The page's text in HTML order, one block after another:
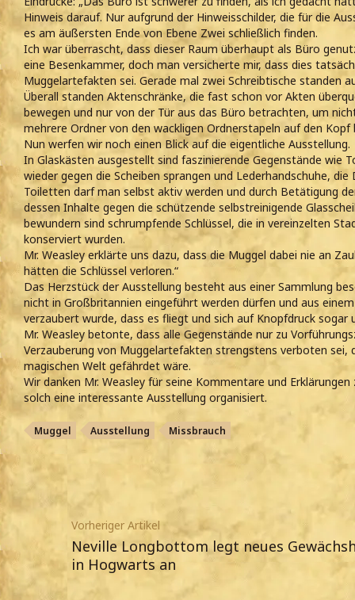
Hinweis darauf. Nur aufgrund der Hinweisschilder, die für die
es am äußersten Ende von Ebene Zwei schließlich finden.
Ich war überrascht, dass dieser Raum überhaupt als Büro
eine Besenkammer, doch man versicherte mir, dass dies
Muggelartefakten sei. Gerade mal zwei Schreibtische standen
Überall standen Aktenschränke, die fast schon vor Akten
bewegen und nur von der Tür aus das Büro betrachten, um
mehrere Ordner von den wackligen Ordnerstapeln auf den Kopf
Nun werfen wir noch einen Blick auf die eigentliche Ausstellung.
In Glaskästen ausgestellt sind faszinierende Gegenstände wie
wieder gegen die Scheiben sprangen und Lederhandschuhe,
Toiletten darf man selbst aktiv werden und durch Betätigung
dessen Inhalte gegen die schützende selbstreinigende
bewundern sind schrumpfende Schlüssel, die in vereinzelten
konserviert wurden.
Mr. Weasley erklärte uns dazu, dass die Muggel dabei nie an
hätten die Schlüssel verloren.“
Das Herzstück der Ausstellung besteht aus einer Sammlung
nicht in Großbritannien eingeführt werden dürfen und aus
verzaubert wurde, dass es fliegt und sich auf Knopfdruck sogar
Mr. Weasley betonte, dass alle Gegenstände nur zu
Verzauberung von Muggelartefakten strengstens verboten sei,
magischen Welt gefährdet wäre.
Wir danken Mr. Weasley für seine Kommentare und
solch eine interessante Ausstellung organisiert.
Muggel Ausstellung Missbrauch
Vorheriger Artikel
Neville Longbottom legt neues
in Hogwarts an